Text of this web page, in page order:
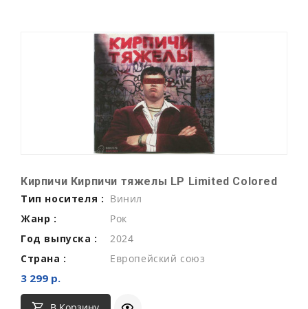
Кирпичи Кирпичи тяжелы LP Limited Colored
Тип носителя : Винил
Жанр :
Рок
Год выпуска :
2024
Страна :
Европейский союз
3 299 р.